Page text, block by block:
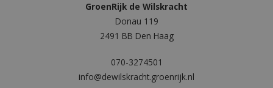
GroenRijk de Wilskracht
Donau 119
2491 BB Den Haag
070-3274501
info@dewilskracht.groenrijk.nl